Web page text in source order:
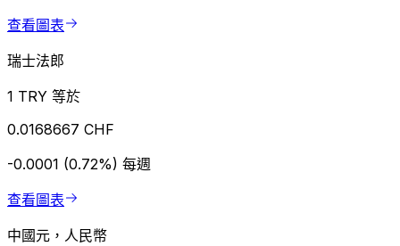
查看圖表
瑞士法郎
1 TRY 等於
0.0168667 CHF
-0.0001 (0.72%) 每週
查看圖表
中國元，人民幣